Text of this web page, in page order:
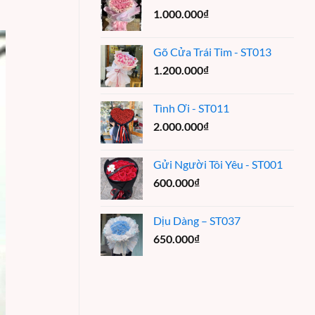
1.000.000₫
Gõ Cửa Trái Tim - ST013
1.200.000₫
Tình Ơi - ST011
2.000.000₫
Gửi Người Tôi Yêu - ST001
600.000₫
Dịu Dàng – ST037
650.000₫